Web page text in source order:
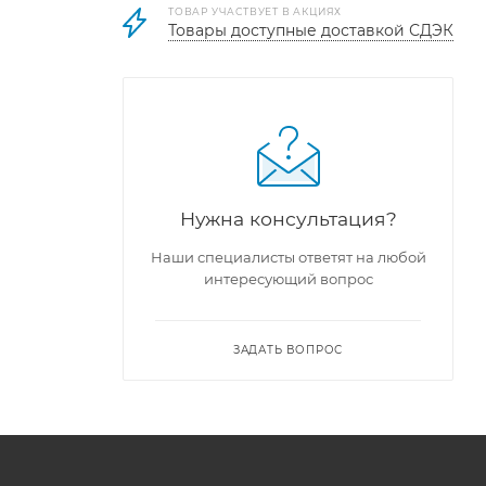
ТОВАР УЧАСТВУЕТ В АКЦИЯХ
Товары доступные доставкой СДЭК
Нужна консультация?
Наши специалисты ответят на любой
интересующий вопрос
ЗАДАТЬ ВОПРОС